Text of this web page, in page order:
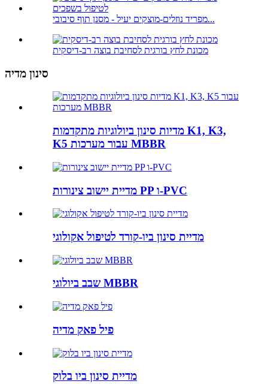
מפריד נוזלים-מוצקים יעיל - מסנן תוף סיבובי...
מכונת לחץ בורגית לסחיבת בוצה רב-דיסקית
סינון מדיה
מדיות סינון ביולוגיות מתקדמות K1, K3,
K5 עבור מערכות MBBR
מדיית יישוב צינורות PP ו-PVC
מדיית סינון ביו-קורד לטיפול אקולוגי
שבב ביולוגי MBBR
פיל פאק מדיה
מדיית סינון ביו בלוק